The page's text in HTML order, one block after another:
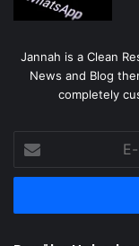
Jannah is a Clean
News and Blog
completely
posta
adresinizi